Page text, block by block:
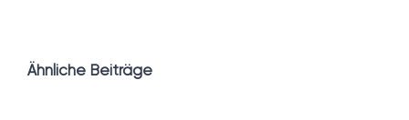
Ähnliche Beiträge